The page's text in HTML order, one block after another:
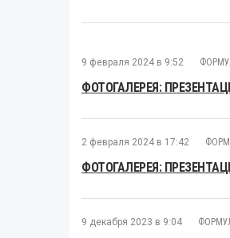
9 февраля 2024 в 9:52
ФОТОГАЛЕРЕЯ:
2 февраля 2024 в 17:42
ФОТОГАЛЕРЕЯ:
9 декабря 2023 в 9:04